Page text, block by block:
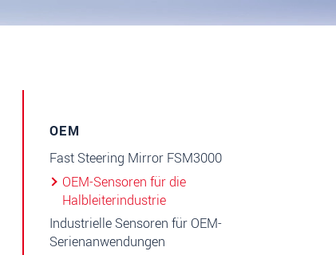
OEM
Fast Steering Mirror FSM3000
OEM-Sensoren für die
Halbleiterindustrie
Industrielle Sensoren für OEM-
Serienanwendungen